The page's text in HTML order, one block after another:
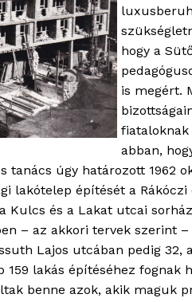
blogSZOLNOK
szubjektív
hogy a
is megért.
abban,
tanács úgy határozott 1962
lakótelep építését a
Kulcs és a Lakat utcai
– az akkori tervek szerint
Lajos utcában pedig 32,
159 lakás építéséhez fognak
benne azok, akik maguk